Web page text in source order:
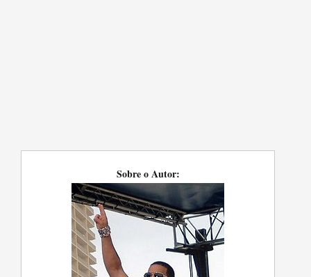
Sobre o Autor: